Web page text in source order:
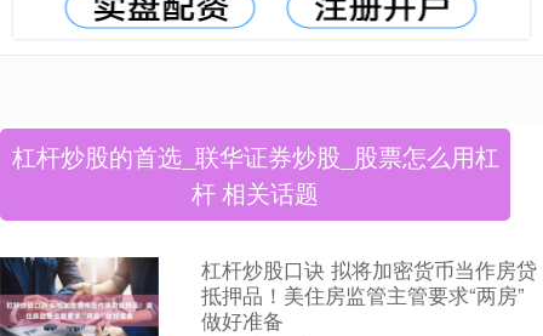
杠杆炒股的首选_联华证券炒股_股票怎么用杠
杆 相关话题
杠杆炒股口诀 拟将加密货币当作房贷
抵押品！美住房监管主管要求“两房”
做好准备